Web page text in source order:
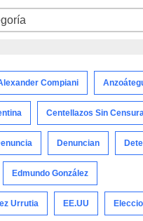
Compiani
Centellazos Sin Censura
Denuncian
Edmundo González
Urrutia EE.UU